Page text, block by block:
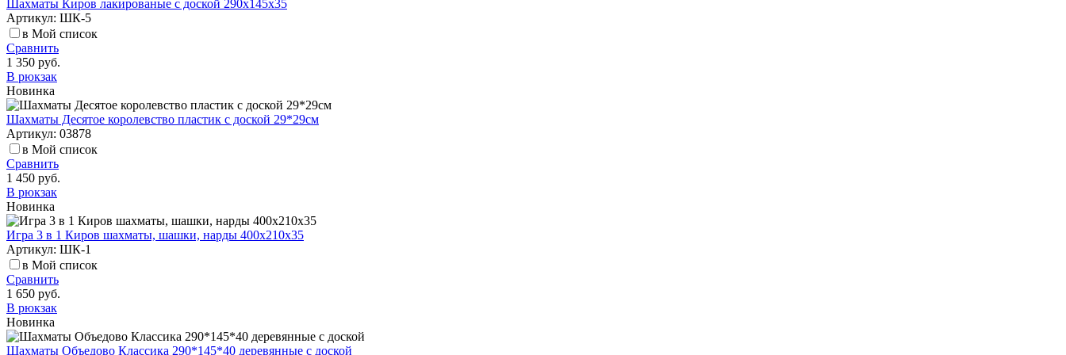
Шахматы Киров лакированые с доской 290х145х35
Артикул: ШК-5
в Мой список
Сравнить
1 350 руб.
В рюкзак
Новинка
Шахматы Десятое королевство пластик с доской 29*29см
Артикул: 03878
в Мой список
Сравнить
1 450 руб.
В рюкзак
Новинка
Игра 3 в 1 Киров шахматы, шашки, нарды 400х210х35
Артикул: ШК-1
в Мой список
Сравнить
1 650 руб.
В рюкзак
Новинка
Шахматы Объедово Классика 290*145*40 деревянные с доской